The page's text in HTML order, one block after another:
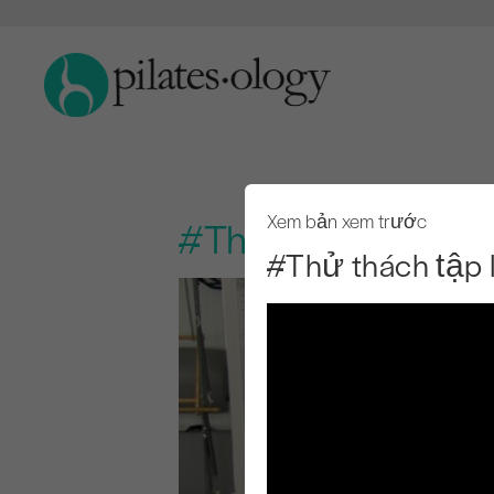
#Thử thách tập
Xem bản xem trước
#Thử thách tập